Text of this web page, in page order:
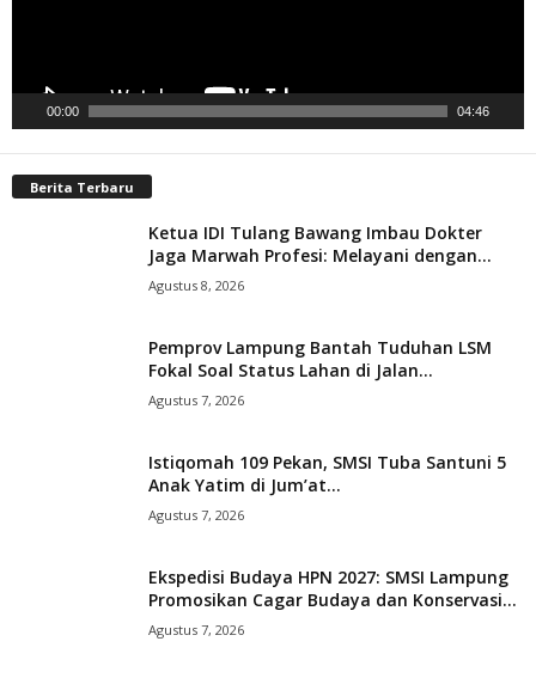
00:00 04:46
Berita Terbaru
Ketua IDI Tulang Bawang Imbau Dokter
Jaga Marwah Profesi: Melayani dengan...
Agustus 8, 2026
Pemprov Lampung Bantah Tuduhan LSM
Fokal Soal Status Lahan di Jalan...
Agustus 7, 2026
Istiqomah 109 Pekan, SMSI Tuba Santuni 5
Anak Yatim di Jum’at...
Agustus 7, 2026
Ekspedisi Budaya HPN 2027: SMSI Lampung
Promosikan Cagar Budaya dan Konservasi...
Agustus 7, 2026